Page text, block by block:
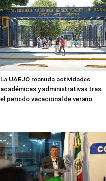
La UABJO reanuda actividades
académicas y administrativas tras
el periodo vacacional de verano